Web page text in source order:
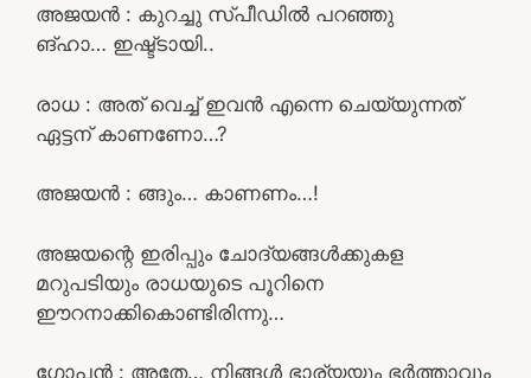
അജയൻ : കുറച്ചു സ്പീഡിൽ പറഞ്ഞു
ങ്ഹാ… ഇഷ്ട്ടായി..
രാധ : അത് വെച്ച് ഇവൻ എന്നെ ചെയ്യുന്നത്
ഏട്ടന് കാണണോ…?
അജയൻ : ങ്ങും… കാണണം…!
അജയന്റെ ഇരിപ്പും ചോദ്യങ്ങൾക്കുകള
മറുപടിയും രാധയുടെ പൂറിനെ
ഈറനാക്കികൊണ്ടിരിന്നു…
ഗോപൻ : അതേ… നിങ്ങൾ ഭാര്യയും ഭർത്താവും